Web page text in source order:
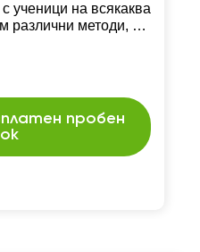
ученици на всякаква
различни методи, за
и лексика, така
Старая се всеки
пробен